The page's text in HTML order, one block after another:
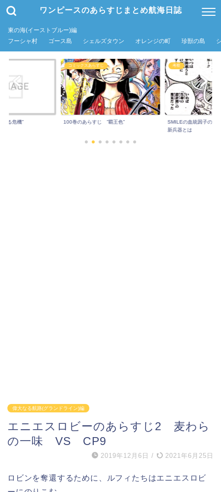
ワンピースのあらすじまとめ航海日誌
東の海(イーストブルー)編
フーシャ村
ゴース島 シェルズタウン オレンジの町 珍獣の島
る危機”
コミックスあらすじ
100巻のあらすじ ”覇王色”
考察
SMILEの血統因子の秘
新兵器とは
偉大なる航路(グランドライン)編
エニエスロビーのあらすじ2 麦わら
の一味 VS CP9
2019年12月6日 / 2021年6月25日
ロビンを奪還するために、ルフィたちはエニエスロビ